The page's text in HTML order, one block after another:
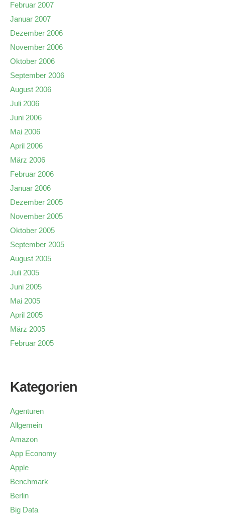
Februar 2007
Januar 2007
Dezember 2006
November 2006
Oktober 2006
September 2006
August 2006
Juli 2006
Juni 2006
Mai 2006
April 2006
März 2006
Februar 2006
Januar 2006
Dezember 2005
November 2005
Oktober 2005
September 2005
August 2005
Juli 2005
Juni 2005
Mai 2005
April 2005
März 2005
Februar 2005
Kategorien
Agenturen
Allgemein
Amazon
App Economy
Apple
Benchmark
Berlin
Big Data